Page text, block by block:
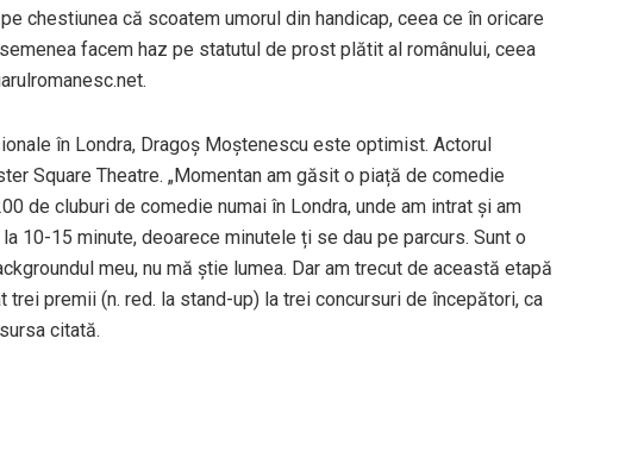
chestiunea că scoatem umorul din handicap, ceea ce în oricare
facem haz pe statutul de prost plătit al românului, ceea
în Londra, Dragoș Moștenescu este optimist. Actorul
Square Theatre. „Momentan am găsit o piață de comedie
de cluburi de comedie numai în Londra, unde am intrat și am
10-15 minute, deoarece minutele ți se dau pe parcurs. Sunt o
meu, nu mă știe lumea. Dar am trecut de această etapă
premii (n. red. la stand-up) la trei concursuri de începători, ca
citată.